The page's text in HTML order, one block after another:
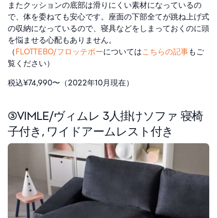
またクッションの底部は滑りにくい素材になっているの
で、体を委ねても安心です。座面の下部全てが跳ね上げ式
の収納になっているので、寝具などをしまっておくのに頭
を悩ませる心配もありません。
（ FLOTTEBO/フロッテボーについてはこちらの記事もご
覧ください）
税込¥74,990〜（2022年10月現在）
③VIMLE/ヴィムレ 3人掛けソファ 寝椅
子付き, ワイドアームレスト付き